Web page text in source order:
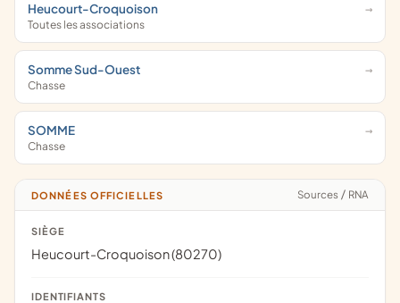
Heucourt-Croquoison
Toutes les associations
Somme Sud-Ouest
Chasse
SOMME
Chasse
DONNÉES OFFICIELLES Sources / RNA
SIÈGE
Heucourt-Croquoison (80270)
IDENTIFIANTS